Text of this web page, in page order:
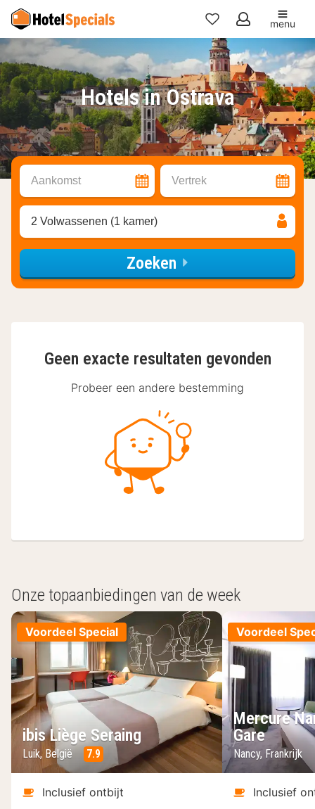
Mijn
favorieten
menu
Hotels in Ostrava
Aankomst Vertrek
2 Volwassenen (1 kamer)
Zoeken
Geen exacte resultaten gevonden
Probeer een andere bestemming
Onze topaanbiedingen van de week
Voordeel Special
ibis Liège Seraing
Luik, België 7.9
Inclusief ontbijt
Voordeel
Mercure
Gare
Nancy, Frankrijk
Inclusief